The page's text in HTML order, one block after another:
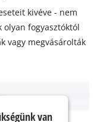
kivéve - nem
olyan fogyasztóktól
vagy megvásárolták
van